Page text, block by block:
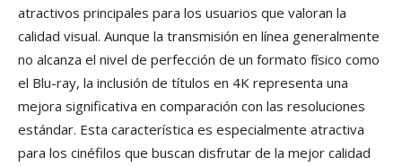
atractivos principales para los usuarios que valoran la
calidad visual. Aunque la transmisión en línea generalmente
no alcanza el nivel de perfección de un formato físico como
el Blu-ray, la inclusión de títulos en 4K representa una
mejora significativa en comparación con las resoluciones
estándar. Esta característica es especialmente atractiva
para los cinéfilos que buscan disfrutar de la mejor calidad